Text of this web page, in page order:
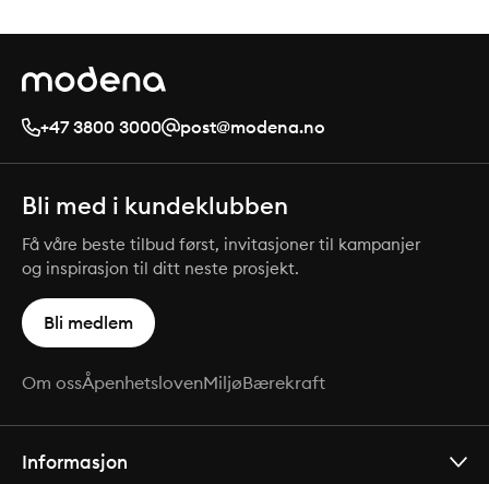
+47 3800 3000 post@modena.no
Bli med i kundeklubben
Få våre beste tilbud først, invitasjoner til kampanjer
og inspirasjon til ditt neste prosjekt.
Bli medlem
Om ossÅpenhetslovenMiljøBærekraft
Informasjon